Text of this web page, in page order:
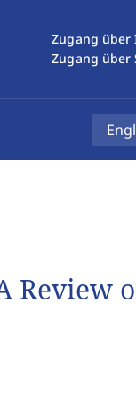
Zugang
Zugang über
Review